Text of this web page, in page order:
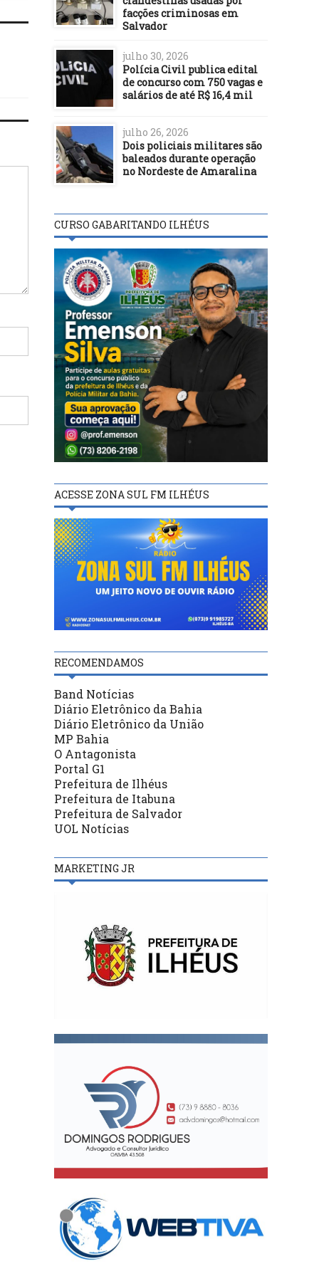
facções criminosas em
Salvador
julho 30, 2026
Polícia Civil publica edital
de concurso com 750 vagas e
salários de até R$ 16,4 mil
julho 26, 2026
Dois policiais militares são
baleados durante operação
no Nordeste de Amaralina
CURSO GABARITANDO ILHÉUS
ACESSE ZONA SUL FM ILHÉUS
RECOMENDAMOS
Band Notícias
Diário Eletrônico da Bahia
Diário Eletrônico da União
MP Bahia
O Antagonista
Portal G1
Prefeitura de Ilhéus
Prefeitura de Itabuna
Prefeitura de Salvador
UOL Notícias
MARKETING JR